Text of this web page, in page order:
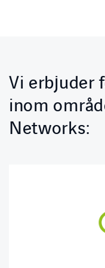
Vi erbjuder
inom
Networks: